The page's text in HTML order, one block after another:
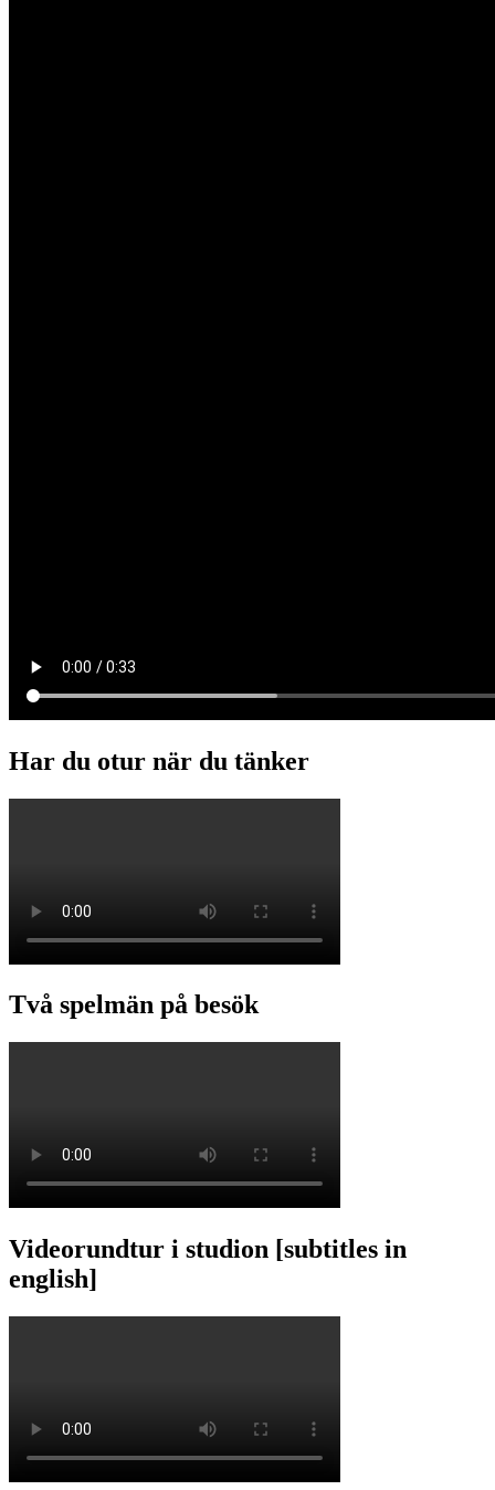
Har du otur när du tänker
Två spelmän på besök
Videorundtur i studion [subtitles in
english]